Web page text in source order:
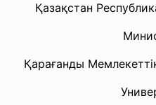
Қазақстан
Қарағанды